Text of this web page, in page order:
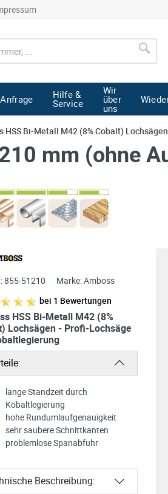
Anfrage Hilfe &
Service
Wir
über
uns
HSS Bi-Metall M42 (8% Cobalt) Lochsägen
mm (ohne
855-51210 Marke:Amboss
bei 1 Bewertungen
HSS Bi-Metall M42 (8%
Lochsägen - Profi-Lochsäge
lange Standzeit durch
Kobaltlegierung
hohe Rundumlaufgenauigkeit
sehr saubere Schnittkanten
problemlose Spanabfuhr
Beschreibung: